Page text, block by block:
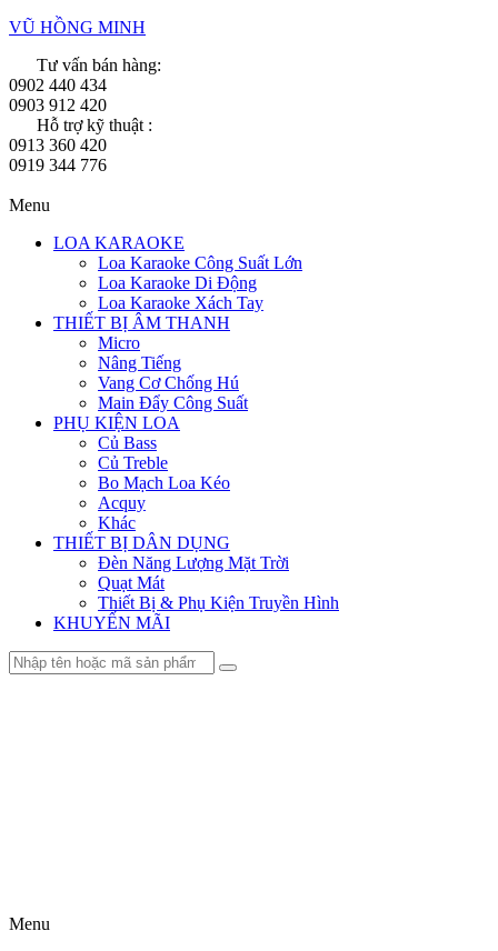
VŨ HỒNG MINH
Tư vấn bán hàng:
0902 440 434
0903 912 420
Hỗ trợ kỹ thuật :
0913 360 420
0919 344 776
Menu
LOA KARAOKE
Loa Karaoke Công Suất Lớn
Loa Karaoke Di Động
Loa Karaoke Xách Tay
THIẾT BỊ ÂM THANH
Micro
Nâng Tiếng
Vang Cơ Chống Hú
Main Đẩy Công Suất
PHỤ KIỆN LOA
Củ Bass
Củ Treble
Bo Mạch Loa Kéo
Acquy
Khác
THIẾT BỊ DÂN DỤNG
Đèn Năng Lượng Mặt Trời
Quạt Mát
Thiết Bị & Phụ Kiện Truyền Hình
KHUYẾN MÃI
Menu